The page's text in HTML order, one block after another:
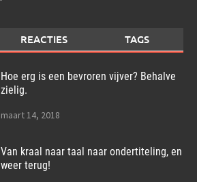
REACTIES TAGS
Hoe erg is een bevroren vijver? Behalve
zielig.
maart 14, 2018
Van kraal naar taal naar ondertiteling, en
weer terug!